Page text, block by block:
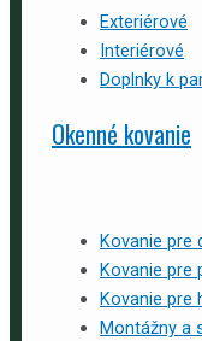
Exteriérové
Interiérové
Doplnky k
Okenné kovanie
Kovanie pre
Kovanie pre
Kovanie pre
Montážny a